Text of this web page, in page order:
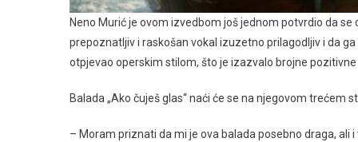
Neno Murić je ovom izvedbom još jednom potvrdio da
prepoznatljiv i raskošan vokal izuzetno prilagodljiv i da
otpjevao operskim stilom, što je izazvalo brojne pozitivne
Balada „Ako čuješ glas“ naći će se na njegovom trećem
– Moram priznati da mi je ova balada posebno draga,